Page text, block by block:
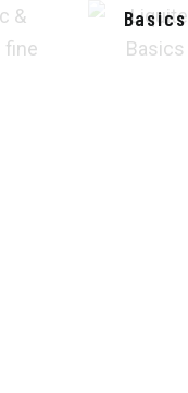
Basics